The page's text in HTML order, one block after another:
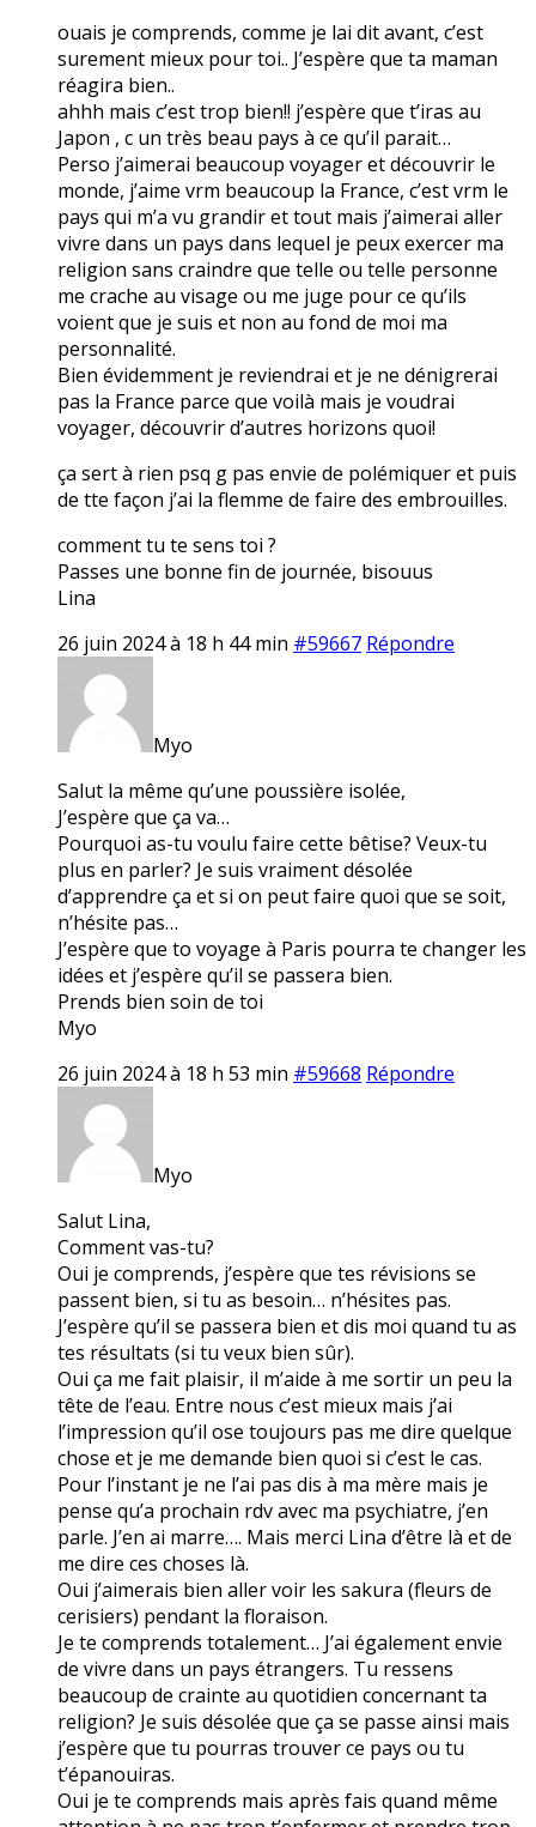
ouais je comprends, comme je lai dit avant, c’est
surement mieux pour toi.. J’espère que ta maman
réagira bien..
ahhh mais c’est trop bien!! j’espère que t’iras au
Japon , c un très beau pays à ce qu’il parait…
Perso j’aimerai beaucoup voyager et découvrir le
monde, j’aime vrm beaucoup la France, c’est vrm le
pays qui m’a vu grandir et tout mais j’aimerai aller
vivre dans un pays dans lequel je peux exercer ma
religion sans craindre que telle ou telle personne
me crache au visage ou me juge pour ce qu’ils
voient que je suis et non au fond de moi ma
personnalité.
Bien évidemment je reviendrai et je ne dénigrerai
pas la France parce que voilà mais je voudrai
voyager, découvrir d’autres horizons quoi!
ça sert à rien psq g pas envie de polémiquer et puis
de tte façon j’ai la flemme de faire des embrouilles.
comment tu te sens toi ?
Passes une bonne fin de journée, bisouus
Lina
26 juin 2024 à 18 h 44 min #59667 Répondre
Myo
Salut la même qu’une poussière isolée,
J’espère que ça va…
Pourquoi as-tu voulu faire cette bêtise? Veux-tu
plus en parler? Je suis vraiment désolée
d’apprendre ça et si on peut faire quoi que se soit,
n’hésite pas…
J’espère que to voyage à Paris pourra te changer les
idées et j’espère qu’il se passera bien.
Prends bien soin de toi
Myo
26 juin 2024 à 18 h 53 min #59668 Répondre
Myo
Salut Lina,
Comment vas-tu?
Oui je comprends, j’espère que tes révisions se
passent bien, si tu as besoin… n’hésites pas.
J’espère qu’il se passera bien et dis moi quand tu as
tes résultats (si tu veux bien sûr).
Oui ça me fait plaisir, il m’aide à me sortir un peu la
tête de l’eau. Entre nous c’est mieux mais j’ai
l’impression qu’il ose toujours pas me dire quelque
chose et je me demande bien quoi si c’est le cas.
Pour l’instant je ne l’ai pas dis à ma mère mais je
pense qu’a prochain rdv avec ma psychiatre, j’en
parle. J’en ai marre…. Mais merci Lina d’être là et de
me dire ces choses là.
Oui j’aimerais bien aller voir les sakura (fleurs de
cerisiers) pendant la floraison.
Je te comprends totalement… J’ai également envie
de vivre dans un pays étrangers. Tu ressens
beaucoup de crainte au quotidien concernant ta
religion? Je suis désolée que ça se passe ainsi mais
j’espère que tu pourras trouver ce pays ou tu
t’épanouiras.
Oui je te comprends mais après fais quand même